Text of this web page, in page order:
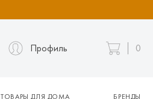
Профиль 0
ТОВАРЫ ДЛЯ ДОМА БРЕНДЫ